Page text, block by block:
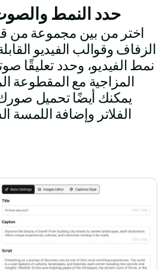
حدد النمط
اختر من بين مجموعة من
الزفاف وقوالب الفيديو
نمط الفيديو، وحدد تعليقًا
المزاجية مع المقطوعة
يمكنك أيضًا تحميل
الفلاتر وإضافة اللمسة